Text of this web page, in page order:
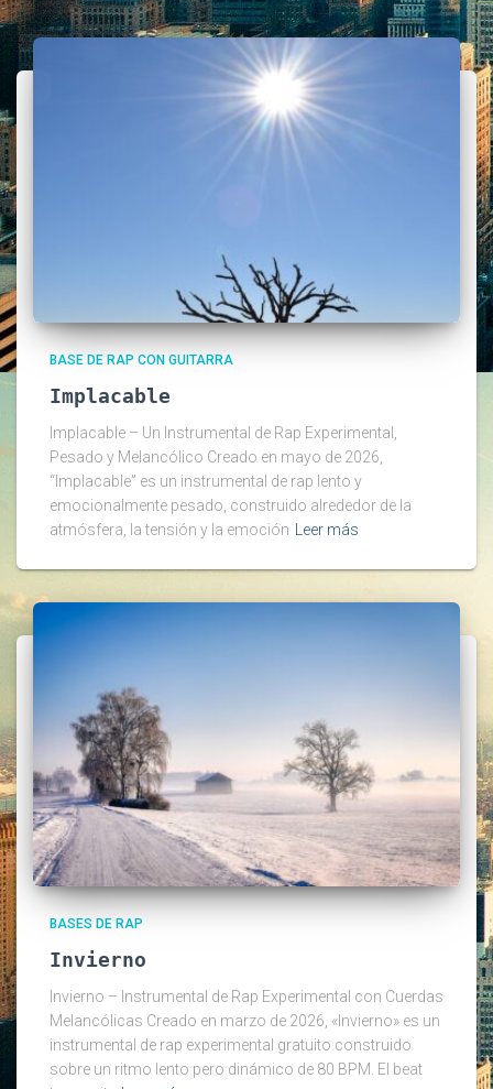
BASE DE RAP CON GUITARRA
Implacable
Implacable – Un Instrumental de Rap Experimental,
Pesado y Melancólico Creado en mayo de 2026,
“Implacable” es un instrumental de rap lento y
emocionalmente pesado, construido alrededor de la
atmósfera, la tensión y la emoción
Leer más
BASES DE RAP
Invierno
Invierno – Instrumental de Rap Experimental con Cuerdas
Melancólicas Creado en marzo de 2026, «Invierno» es un
instrumental de rap experimental gratuito construido
sobre un ritmo lento pero dinámico de 80 BPM. El beat